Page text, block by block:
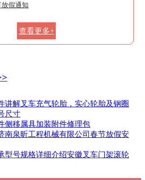
放假通知
查看更多+
讲解叉车充气轮胎，实心轮胎及钢圈
尺寸
侧移属具加装附件修理包
南泉昕工程机械有限公司春节放假安
型号规格详细介绍安徽叉车门架滚轮